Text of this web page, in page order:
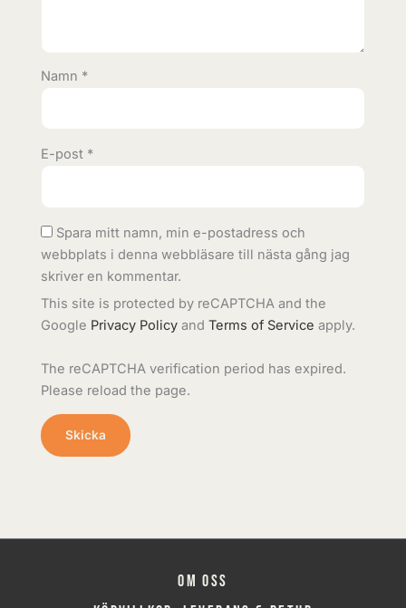
Namn *
E-post *
Spara mitt namn, min e-postadress och
webbplats i denna webbläsare till nästa gång jag
skriver en kommentar.
This site is protected by reCAPTCHA and the
Google Privacy Policy andTerms of Service apply.
The reCAPTCHA verification period has expired.
Please reload the page.
Om oss